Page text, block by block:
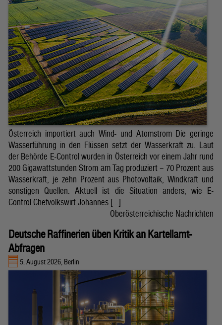
Österreich importiert auch Wind- und Atomstrom Die geringe
Wasserführung in den Flüssen setzt der Wasserkraft zu. Laut
der Behörde E-Control wurden in Österreich vor einem Jahr rund
200 Gigawattstunden Strom am Tag produziert – 70 Prozent aus
Wasserkraft, je zehn Prozent aus Photovoltaik, Windkraft und
sonstigen Quellen. Aktuell ist die Situation anders, wie E-
Control-Chefvolkswirt Johannes […]
Oberösterreichische Nachrichten
Deutsche Raffinerien üben Kritik an Kartellamt-
Abfragen
5. August 2026, Berlin